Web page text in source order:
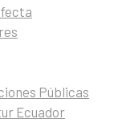
Públicas
Ecuador